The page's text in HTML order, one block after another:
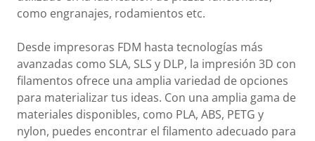
como engranajes, rodamientos etc.
Desde impresoras FDM hasta tecnologías más
avanzadas como SLA, SLS y DLP, la impresión 3D con
filamentos ofrece una amplia variedad de opciones
para materializar tus ideas. Con una amplia gama de
materiales disponibles, como PLA, ABS, PETG y
nylon, puedes encontrar el filamento adecuado para